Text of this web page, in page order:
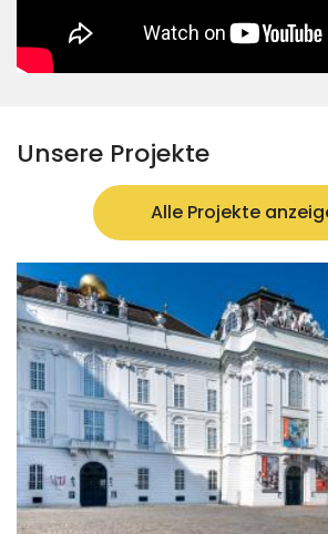
Unsere Projekte
Alle Projekte